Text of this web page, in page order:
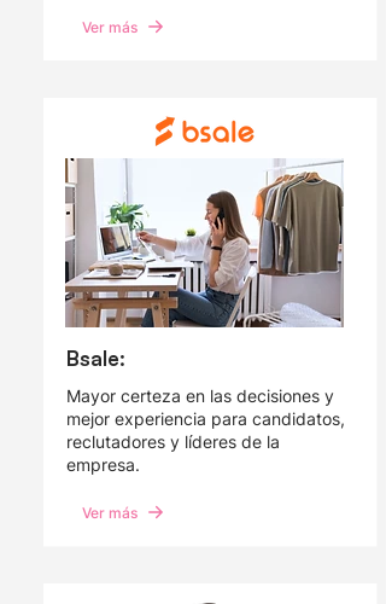
Ver más
Bsale:
Mayor certeza en las decisiones y
mejor experiencia para candidatos,
reclutadores y líderes de la
empresa.
Ver más